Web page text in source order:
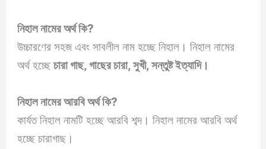
নিহাল নামের অর্থ কি?
উচ্চারণের সহজ এবং সাবলীল নাম হচ্ছে নিহাল। নিহাল নামের
অর্থ হচ্ছেচারা গাছ, গাছের চারা, সুখী, সন্তুষ্ট ইত্যাদি।
নিহালনামের আরবি অর্থ কি?
কার্যত নিহাল নামটি হচ্ছে আরবি শব্দ। নিহাল নামের আরবি অর্থ
হচ্ছে চারাগাছ।